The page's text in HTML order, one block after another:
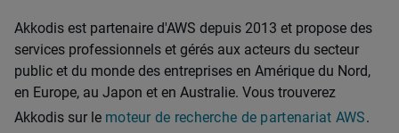
Akkodis est partenaire d'AWS depuis 2013 et propose des
services professionnels et gérés aux acteurs du secteur
public et du monde des entreprises en Amérique du Nord,
en Europe, au Japon et en Australie. Vous trouverez
Akkodis sur le moteur de recherche de partenariat AWS.